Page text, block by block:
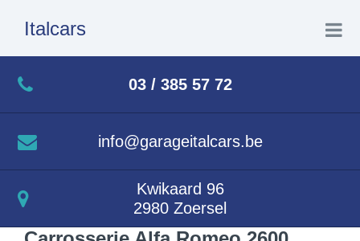
Italcars
Home
Te koop
03 / 385 57 72
info@garageitalcars.be
Kwikaard 96
2980 Zoersel